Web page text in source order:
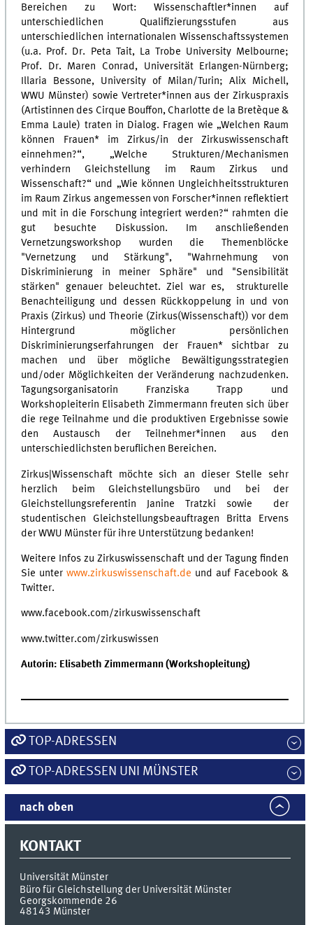
Bereichen zu Wort: Wissenschaftler*innen auf
unterschiedlichen Qualifizierungsstufen aus
unterschiedlichen internationalen Wissenschaftssystemen
(u.a. Prof. Dr. Peta Tait, La Trobe University Melbourne;
Prof. Dr. Maren Conrad, Universität Erlangen-Nürnberg;
Illaria Bessone, University of Milan/Turin; Alix Michell,
WWU Münster) sowie Vertreter*innen aus der Zirkuspraxis
(Artistinnen des Cirque Bouffon, Charlotte de la Bretèque &
Emma Laule) traten in Dialog. Fragen wie „Welchen Raum
können Frauen* im Zirkus/in der Zirkuswissenschaft
einnehmen?“, „Welche Strukturen/Mechanismen
verhindern Gleichstellung im Raum Zirkus und
Wissenschaft?“ und „Wie können Ungleichheitsstrukturen
im Raum Zirkus angemessen von Forscher*innen reflektiert
und mit in die Forschung integriert werden?“ rahmten die
gut besuchte Diskussion. Im anschließenden
Vernetzungsworkshop wurden die Themenblöcke
"Vernetzung und Stärkung", "Wahrnehmung von
Diskriminierung in meiner Sphäre" und "Sensibilität
stärken" genauer beleuchtet. Ziel war es,
strukturelle
Benachteiligung und dessen Rückkoppelung in und von
Praxis (Zirkus) und Theorie (Zirkus(Wissenschaft)) vor dem
Hintergrund möglicher persönlichen
Diskriminierungserfahrungen der Frauen* sichtbar zu
machen und über mögliche Bewältigungsstrategien
und/oder Möglichkeiten der Veränderung nachzudenken.
Tagungsorganisatorin Franziska Trapp und
Workshopleiterin Elisabeth Zimmermann freuten sich über
die rege Teilnahme und die produktiven Ergebnisse sowie
den Austausch der Teilnehmer*innen aus den
unterschiedlichsten beruflichen Bereichen.
Zirkus|Wissenschaft möchte sich an dieser Stelle sehr
herzlich beim Gleichstellungsbüro und bei der
Gleichstellungsreferentin Janine Tratzki sowie
der
studentischen Gleichstellungsbeauftragen Britta Ervens
der WWU Münster für ihre Unterstützung bedanken!
Weitere Infos zu Zirkuswissenschaft und der Tagung finden
Sie unterwww.zirkuswissenschaft.de und auf Facebook &
Twitter.
www.facebook.com/zirkuswissenschaft
www.twitter.com/zirkuswissen
Autorin: Elisabeth Zimmermann (Workshopleitung)
TOP-ADRESSEN
TOP-ADRESSEN UNI MÜNSTER
nach oben
KONTAKT
Universität Münster
Büro für Gleichstellung der Universität Münster
Georgskommende 26
48143 Münster